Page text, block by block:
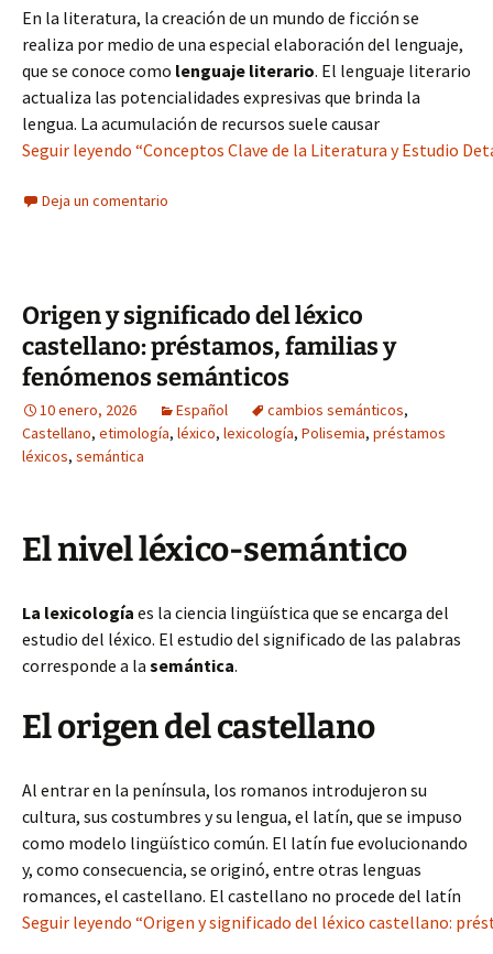
En la literatura, la creación de un mundo de ficción se
realiza por medio de una especial elaboración del lenguaje,
que se conoce como lenguaje literario. El lenguaje literario
actualiza las potencialidades expresivas que brinda la
lengua. La acumulación de recursos suele causar
Seguir leyendo “Conceptos Clave de la Literatura y Estudio
Deja un comentario
Origen y significado del léxico
castellano: préstamos, familias y
fenómenos semánticos
10 enero, 2026 Español cambios semánticos,
Castellano, etimología, léxico, lexicología, Polisemia, préstamos
léxicos, semántica
El nivel léxico-semántico
La lexicología es la ciencia lingüística que se encarga del
estudio del léxico. El estudio del significado de las palabras
corresponde a la semántica.
El origen del castellano
Al entrar en la península, los romanos introdujeron su
cultura, sus costumbres y su lengua, el latín, que se impuso
como modelo lingüístico común. El latín fue evolucionando
y, como consecuencia, se originó, entre otras lenguas
romances, el castellano. El castellano no procede del latín
Seguir leyendo “Origen y significado del léxico castellano: